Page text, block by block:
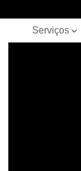
Serviços